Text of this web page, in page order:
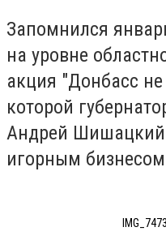
Запомнился
на уровне
акция "Донбасс
которой
Андрей Шишацкий
игорным